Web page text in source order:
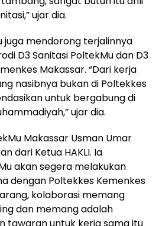
ujar dia.
juga mendorong terjalinnya
D3 Sanitasi PoltekMu dan D3
Makassar. “Dari kerja
nasibnya bukan di Poltekkes
untuk bergabung di
ujar dia.
Makassar Usman Umar
dari Ketua HAKLI. Ia
akan segera melakukan
dengan Poltekkes Kemenkes
kolaborasi memang
dan memang adalah